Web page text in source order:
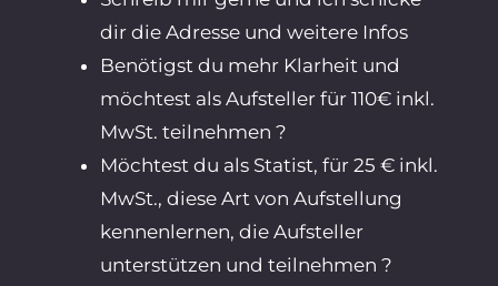
dir die Adresse und weitere Infos
Benötigst du mehr Klarheit und
möchtest als Aufsteller für 110€ inkl.
MwSt. teilnehmen ?
Möchtest du als Statist, für 25 € inkl.
MwSt., diese Art von Aufstellung
kennenlernen, die Aufsteller
unterstützen und teilnehmen ?